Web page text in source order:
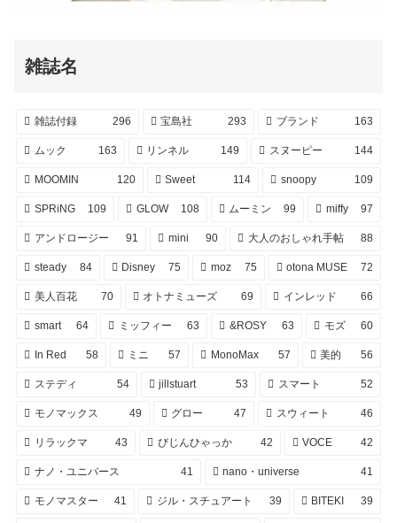
雑誌名
雑誌付録 296 宝島社 293 ブランド 163
ムック 163 リンネル 149 スヌーピー 144
MOOMIN 120 Sweet 114 snoopy 109
SPRiNG 109 GLOW 108 ムーミン 99 miffy 97
アンドロージー 91 mini 90 大人のおしゃれ手帖 88
steady 84 Disney 75 moz 75 otona MUSE 72
美人百花 70 オトナミューズ 69 インレッド 66
smart 64 ミッフィー 63 &ROSY 63 モズ 60
In Red 58 ミニ 57 MonoMax 57 美的 56
ステディ 54 jillstuart 53 スマート 52
モノマックス 49 グロー 47 スウィート 46
リラックマ 43 びじんひゃっか 42 VOCE 42
ナノ・ユニバース 41 nano・universe 41
モノマスター 41 ジル・スチュアート 39 BITEKI 39